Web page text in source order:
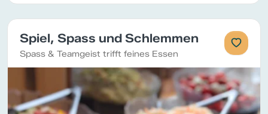
Spiel, Spass und Schlemmen
Spass & Teamgeist trifft feines Essen